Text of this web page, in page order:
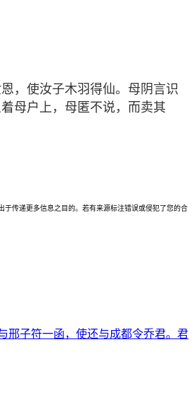
，使汝子木羽得仙。母阴言识
母户上，母匿不说，而卖其
于传递更多信息之目的。若有来源标注错误或侵犯了您的合
邢子符一函，使还与成都令乔君。君